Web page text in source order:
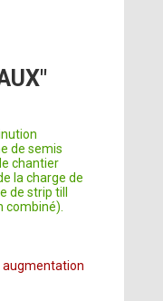
de semis
chantier
la charge de
de strip till
combiné).
augmentation